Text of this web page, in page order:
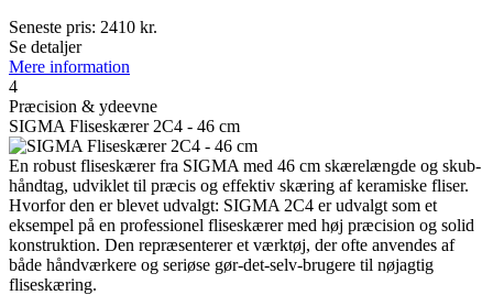
Seneste pris: 2410 kr.
Se detaljer
Mere information
4
Præcision & ydeevne
SIGMA Fliseskærer 2C4 - 46 cm
En robust fliseskærer fra SIGMA med 46 cm skærelængde og skub-
håndtag, udviklet til præcis og effektiv skæring af keramiske fliser.
Hvorfor den er blevet udvalgt: SIGMA 2C4 er udvalgt som et
eksempel på en professionel fliseskærer med høj præcision og solid
konstruktion. Den repræsenterer et værktøj, der ofte anvendes af
både håndværkere og seriøse gør-det-selv-brugere til nøjagtig
fliseskæring.